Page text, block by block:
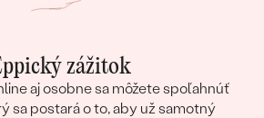
zážitok
aj osobne sa môžete spoľahnúť
sa postará o to, aby už samotný